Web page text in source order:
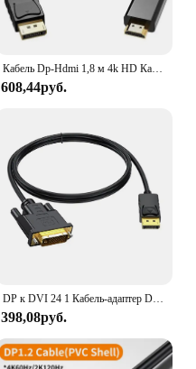
Кабель Dp-Hdmi 1,8 м 4k HD Кабель-адаптер Кабель компьютерного монитора Преобразует большой Dp-HDMI
608,44руб.
DP к DVI 24 1 Кабель-адаптер DisplayPort 1080P DP к DVI кабель преобразования для монитора проектора DisplayPort кабель 1,8 м
398,08руб.